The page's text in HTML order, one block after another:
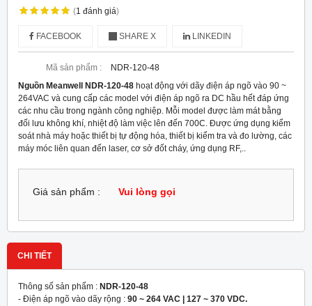
(1 đánh giá)
FACEBOOK SHARE X LINKEDIN
Mã sản phẩm :
NDR-120-48
Nguồn Meanwell NDR-120-48 hoạt động với dãy điện áp ngõ vào 90 ~
264VAC và cung cấp các model với điện áp ngõ ra DC hầu hết đáp ứng
các nhu cầu trong ngành công nghiệp. Mỗi model được làm mát bằng
đối lưu không khí, nhiệt độ làm việc lên đến 700C. Được ứng dụng kiểm
soát nhà máy hoặc thiết bị tự động hóa, thiết bị kiểm tra và đo lường, các
máy móc liên quan đến laser, cơ sở đốt cháy, ứng dụng RF,..
Giá sản phẩm : Vui lòng gọi
CHI TIẾT
Thông số sản phẩm : NDR-120-48
- Điện áp ngõ vào dãy rộng : 90 ~ 264 VAC | 127 ~ 370 VDC.